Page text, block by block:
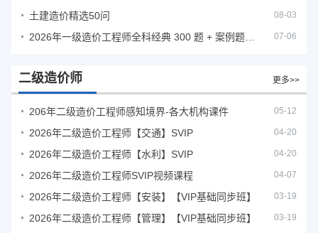
土建造价精选50问 08-03
07-06
二级造价师 更多>>
206年二级造价工程师感知境界-各大机构课件 05-12
2026年二级造价工程师【交通】SVIP 04-20
2026年二级造价工程师【水利】SVIP 04-20
2026年二级造价工程师SVIP视频课程 04-07
2026年二级造价工程师【安装】【VIP基础同步班】 03-19
2026年二级造价工程师【管理】【VIP基础同步班】 03-19